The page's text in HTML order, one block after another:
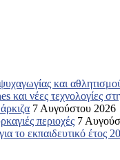
και
νέες τεχνολογίες
7 Αυγούστου 2026
περιοχές 7
το εκπαιδευτικό έτος